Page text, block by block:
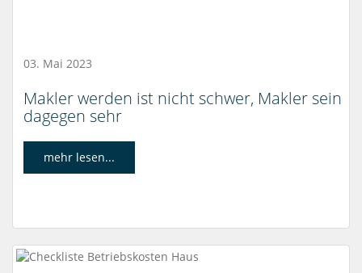
03. Mai 2023
Makler werden ist nicht schwer, Makler sein
dagegen sehr
mehr lesen...